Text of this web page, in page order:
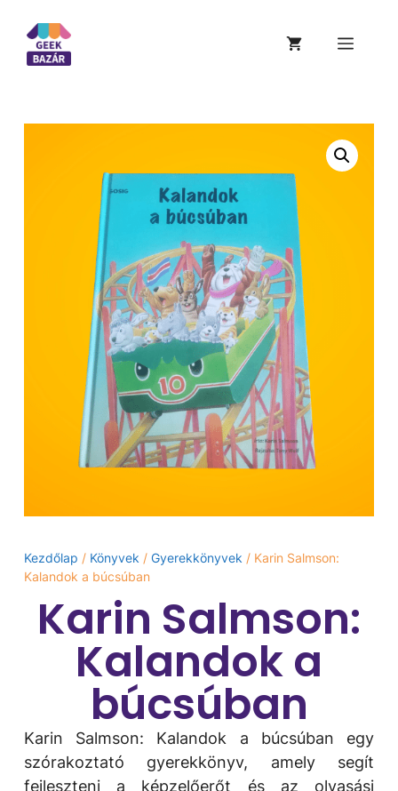
Kezdőlap / Könyvek / Gyerekkönyvek / Karin Salmson:
Kalandok a búcsúban
Karin Salmson:
Kalandok a
búcsúban
Karin Salmson: Kalandok a búcsúban egy
szórakoztató gyerekkönyv, amely segít
fejleszteni a képzelőerőt és az olvasási